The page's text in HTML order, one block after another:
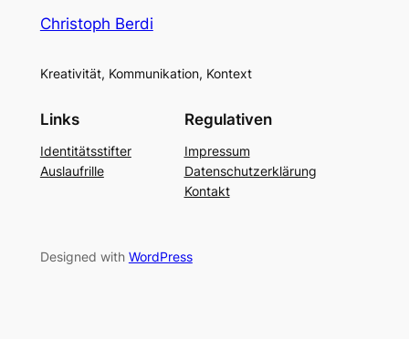
Christoph Berdi
Kreativität, Kommunikation, Kontext
Links
Identitätsstifter
Auslaufrille
Regulativen
Impressum
Datenschutzerklärung
Kontakt
Designed with WordPress